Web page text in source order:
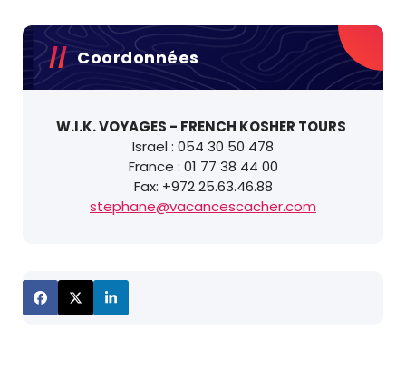
Coordonnées
W.I.K. VOYAGES - FRENCH KOSHER TOURS
Israel : 054 30 50 478
France : 01 77 38 44 00
Fax: +972 25.63.46.88
stephane@vacancescacher.com